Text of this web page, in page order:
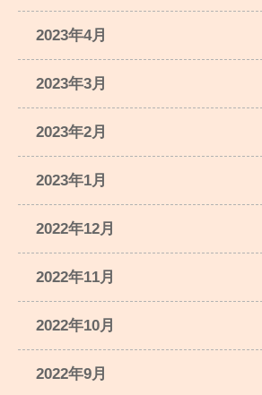
2023年4月
2023年3月
2023年2月
2023年1月
2022年12月
2022年11月
2022年10月
2022年9月